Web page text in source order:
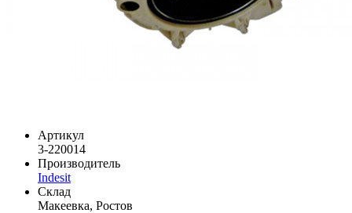
Артикул
3-220014
Производитель
Indesit
Склад
Макеевка, Ростов